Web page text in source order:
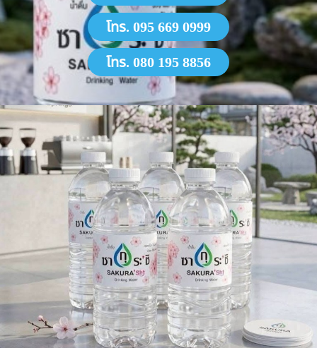
โทร. 095 669 0999
โทร. 080 195 8856